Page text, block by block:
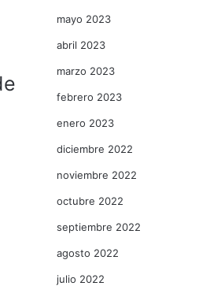
mayo 2023
abril 2023
marzo 2023
febrero 2023
enero 2023
diciembre 2022
noviembre 2022
octubre 2022
septiembre 2022
agosto 2022
julio 2022